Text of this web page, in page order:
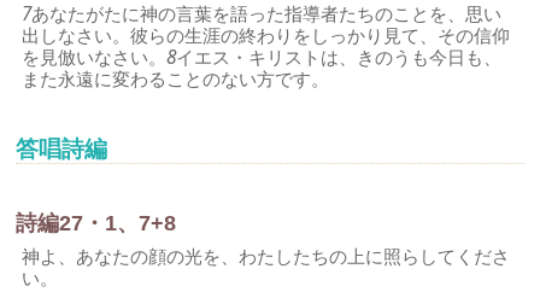
7あなたがたに神の言葉を語った指導者たちのことを、思い
出しなさい。彼らの生涯の終わりをしっかり見て、その信仰
を見倣いなさい。8イエス・キリストは、きのうも今日も、
また永遠に変わることのない方です。
答唱詩編
詩編27・1、7+8
神よ、あなたの顔の光を、わたしたちの上に照らしてくださ
い。